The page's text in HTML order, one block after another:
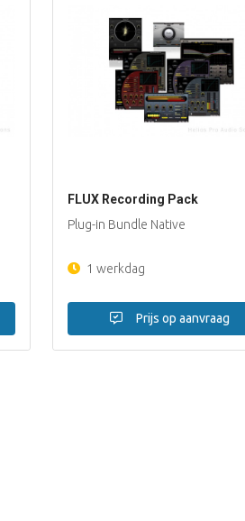
FLUX Recording Pack
Plug-in Bundle Native
1 werkdag
Prijs op aanvraag